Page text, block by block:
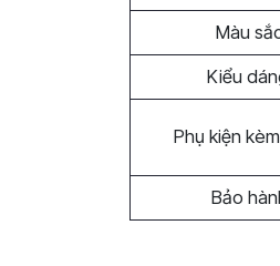
Màu
Kiểu
Phụ kiện
Bảo